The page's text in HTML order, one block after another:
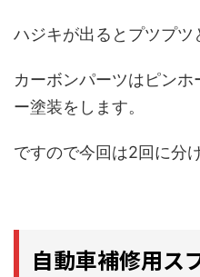
ハジキが出るとプツプツ
カーボンパーツはピン
ー塗装をします。
ですので今回は2回に分
自動車補修用ス